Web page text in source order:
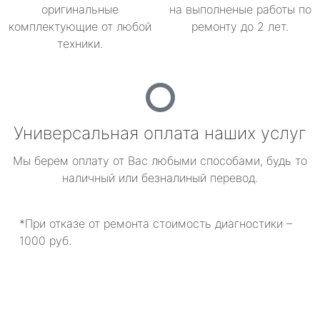
оригинальные
комплектующие от любой
техники.
на выполненые работы по
ремонту до 2 лет.
Универсальная оплата наших услуг
Мы берем оплату от Вас любыми способами, будь то
наличный или безналиный перевод.
*При отказе от ремонта стоимость диагностики –
1000 руб.